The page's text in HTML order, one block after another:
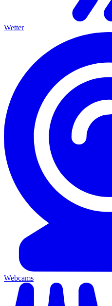
Wetter
Webcams